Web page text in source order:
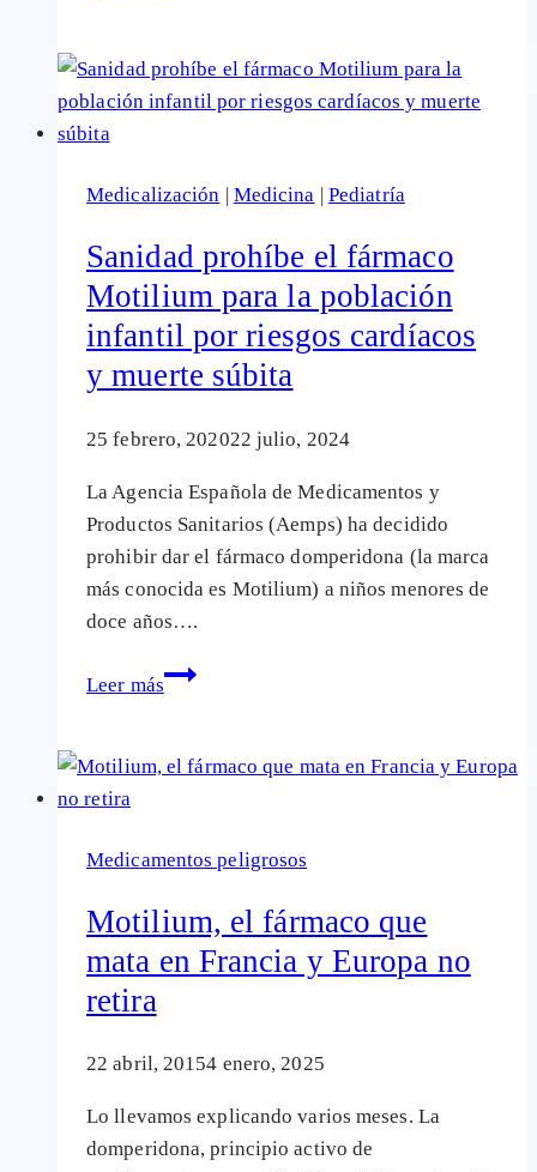
negra
historia
«inocente»
Medicalización | Medicina | Pediatría
Sanidad prohíbe el fármaco
Motilium para la población
infantil por riesgos cardíacos
y muerte súbita
25 febrero, 202022 julio, 2024
La Agencia Española de Medicamentos y
Productos Sanitarios (Aemps) ha decidido
prohibir dar el fármaco domperidona (la marca
más conocida es Motilium) a niños menores de
doce años….
Leer más
Sanidad
fármaco
la
infantil
por
y
súbita
Medicamentos peligrosos
Motilium, el fármaco que
mata en Francia y Europa no
retira
22 abril, 20154 enero, 2025
Lo llevamos explicando varios meses. La
domperidona, principio activo de